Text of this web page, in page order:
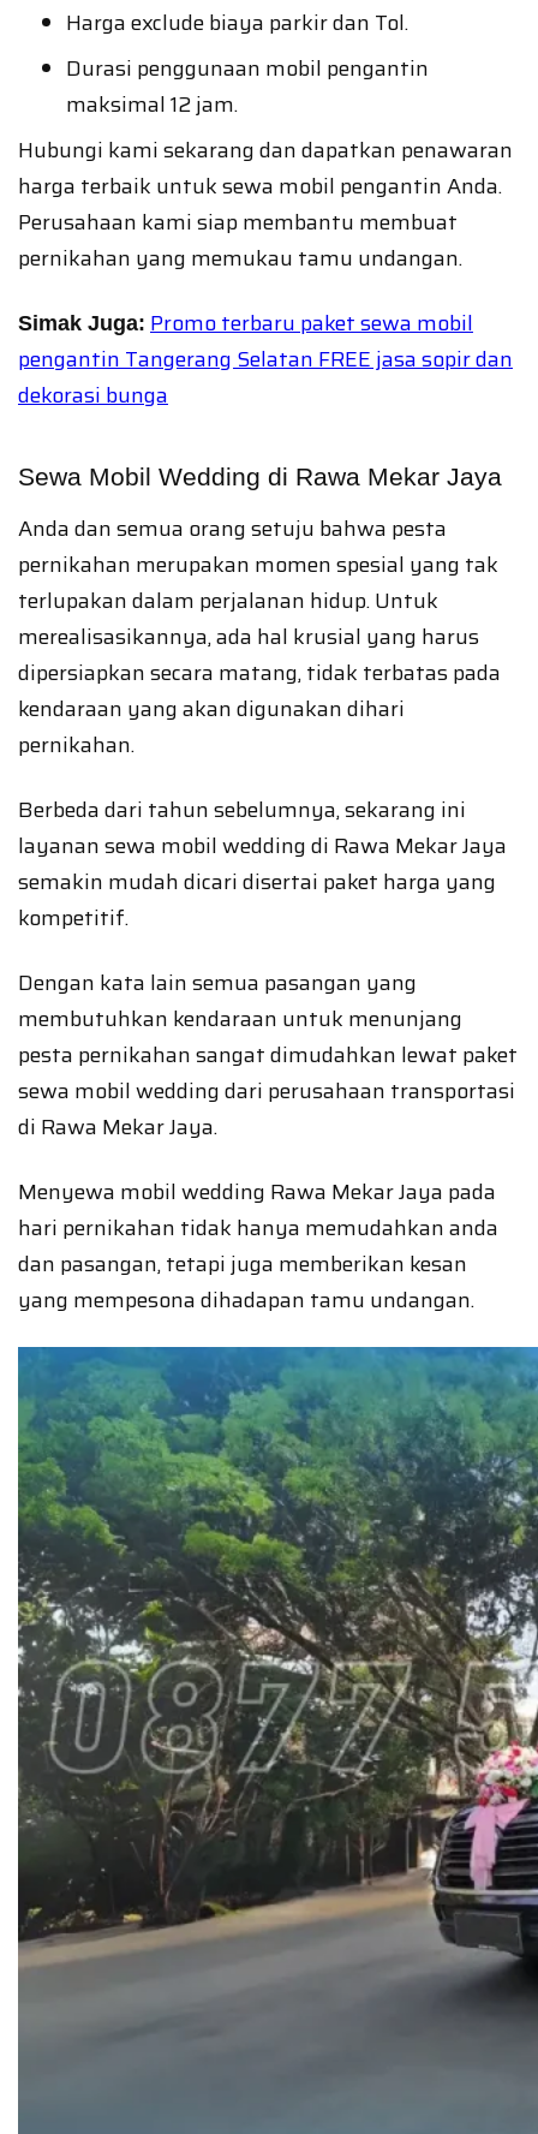
Harga exclude biaya parkir dan Tol.
Durasi penggunaan mobil pengantin
maksimal 12 jam.
Hubungi kami sekarang dan dapatkan penawaran
harga terbaik untuk sewa mobil pengantin Anda.
Perusahaan kami siap membantu membuat
pernikahan yang memukau tamu undangan.
Simak Juga: Promo terbaru paket sewa mobil
pengantin Tangerang Selatan FREE jasa sopir dan
dekorasi bunga
Sewa Mobil Wedding di Rawa Mekar Jaya
Anda dan semua orang setuju bahwa pesta
pernikahan merupakan momen spesial yang tak
terlupakan dalam perjalanan hidup. Untuk
merealisasikannya, ada hal krusial yang harus
dipersiapkan secara matang, tidak terbatas pada
kendaraan yang akan digunakan dihari
pernikahan.
Berbeda dari tahun sebelumnya, sekarang ini
layanan sewa mobil wedding di Rawa Mekar Jaya
semakin mudah dicari disertai paket harga yang
kompetitif.
Dengan kata lain semua pasangan yang
membutuhkan kendaraan untuk menunjang
pesta pernikahan sangat dimudahkan lewat paket
sewa mobil wedding dari perusahaan transportasi
di Rawa Mekar Jaya.
Menyewa mobil wedding Rawa Mekar Jaya pada
hari pernikahan tidak hanya memudahkan anda
dan pasangan, tetapi juga memberikan kesan
yang mempesona dihadapan tamu undangan.